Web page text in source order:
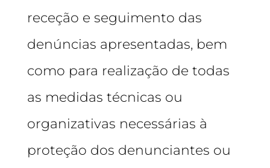
receção e seguimento das
denúncias apresentadas, bem
como para realização de todas
as medidas técnicas ou
organizativas necessárias à
proteção dos denunciantes ou